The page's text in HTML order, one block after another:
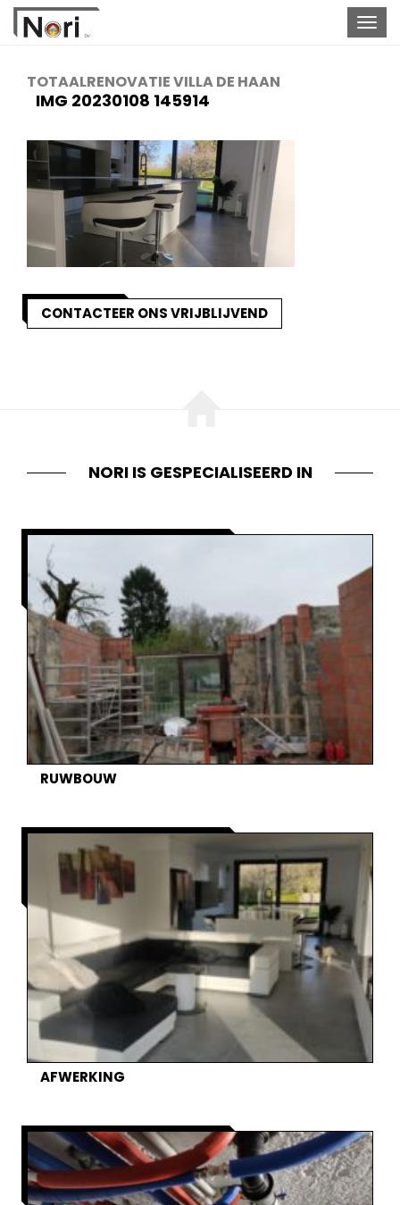
TOTAALRENOVATIE VILLA DE HAAN
IMG 20230108 145914
CONTACTEER ONS VRIJBLIJVEND
NORI IS GESPECIALISEERD IN
RUWBOUW
AFWERKING